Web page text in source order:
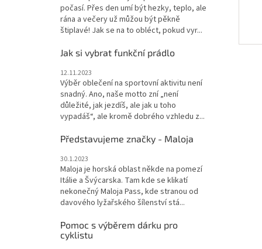
počasí. Přes den umí být hezky, teplo, ale
rána a večery už můžou být pěkně
štiplavé! Jak se na to obléct, pokud vyr...
Jak si vybrat funkční prádlo
12.11.2023
Výběr oblečení na sportovní aktivitu není
snadný. Ano, naše motto zní „není
důležité, jak jezdíš, ale jak u toho
vypadáš“, ale kromě dobrého vzhledu z...
Představujeme značky - Maloja
30.1.2023
Maloja je horská oblast někde na pomezí
Itálie a Švýcarska. Tam kde se klikatí
nekonečný Maloja Pass, kde stranou od
davového lyžařského šílenství stá...
Pomoc s výběrem dárku pro
cyklistu